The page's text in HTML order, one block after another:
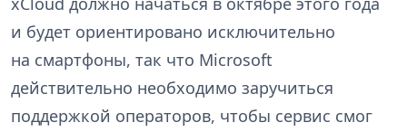
и будет ориентировано исключительно
на смартфоны, так что Microsoft
действительно необходимо заручиться
поддержкой операторов, чтобы сервис смог